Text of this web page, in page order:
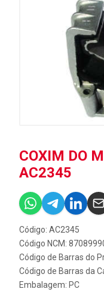
COXIM DO
AC2345
Código: AC2345
Código NCM:
Código de Barras do
Código de Barras da
Embalagem: PC